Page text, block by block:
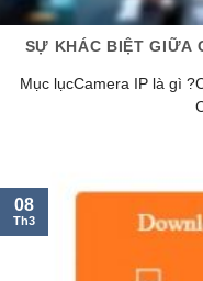
SỰ KHÁC BIỆT GIỮA
Mục lụcCamera IP là gì
08
Th3